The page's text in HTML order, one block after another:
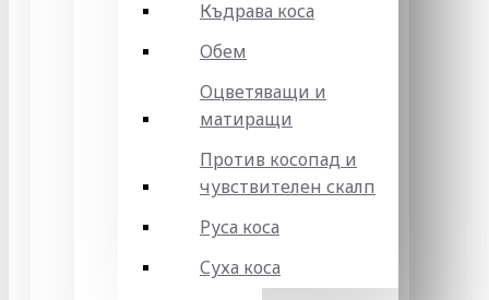
Къдрава коса
Обем
Оцветяващи и
матиращи
Против косопад и
чувствителен скалп
Руса коса
Суха коса